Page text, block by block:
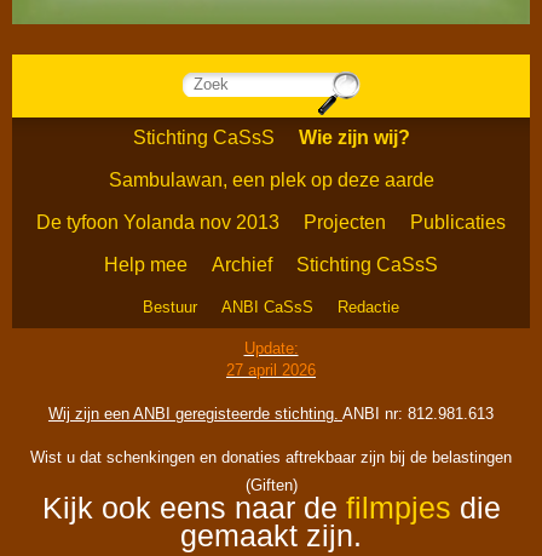
Stichting CaSsS Wie zijn wij?
Sambulawan, een plek op deze aarde
De tyfoon Yolanda nov 2013 Projecten Publicaties
Help mee Archief Stichting CaSsS
Bestuur ANBI CaSsS Redactie
Update:
27 april 2026
Wij zijn een ANBI geregisteerde stichting. ANBI nr: 812.981.613
Wist u dat schenkingen en donaties aftrekbaar zijn bij de belastingen
(Giften)
Kijk ook eens naar de filmpjes die
gemaakt zijn.